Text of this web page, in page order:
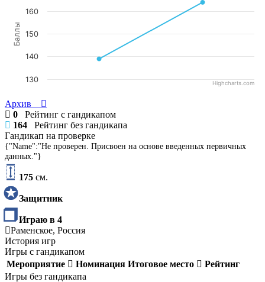
Баллы
130
140
150
160
Highcharts.com
Архив
0 Рейтинг с гандикапом
164 Рейтинг без гандикапа
Гандикап на проверке
{"Name":"Не проверен. Присвоен на основе введенных первичных
данных."}
175 см.
Защитник
Играю в 4
Раменское, Россия
История игр
Игры с гандикапом
Мероприятие
Номинация Итоговое место
Рейтинг
Игры без гандикапа